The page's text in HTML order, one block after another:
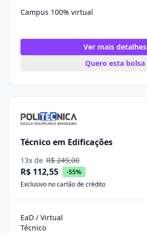
Campus 100% virtual
Ver mais detalhes
Quero esta bolsa
Técnico em Edificações
13x de R$ 249,00
R$ 112,55
-55%
Exclusivo no cartão de crédito
EaD / Virtual
Técnico